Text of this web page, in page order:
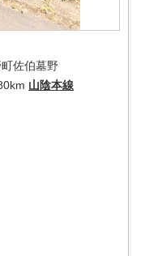
佐伯墓野
山陰本線